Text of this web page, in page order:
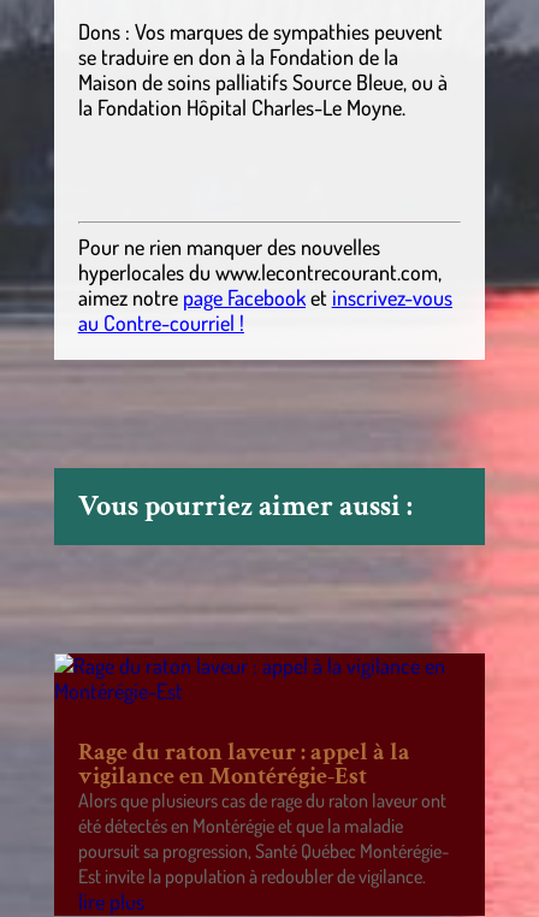
Dons : Vos marques de sympathies peuvent
se traduire en don à la Fondation de la
Maison de soins palliatifs Source Bleue, ou à
la Fondation Hôpital Charles-Le Moyne.
Pour ne rien manquer des nouvelles
hyperlocalesdu www.lecontrecourant.com,
aimez notre page Facebooket inscrivez-vous
au Contre-courriel !
Vous pourriez aimer aussi :
Rage du raton laveur : appel à la
vigilance en Montérégie-Est
Alors que plusieurs cas de rage du raton laveur ont
été détectés en Montérégie et que la maladie
poursuit sa progression, Santé Québec Montérégie-
Est invite la population à redoubler de vigilance.
lire plus